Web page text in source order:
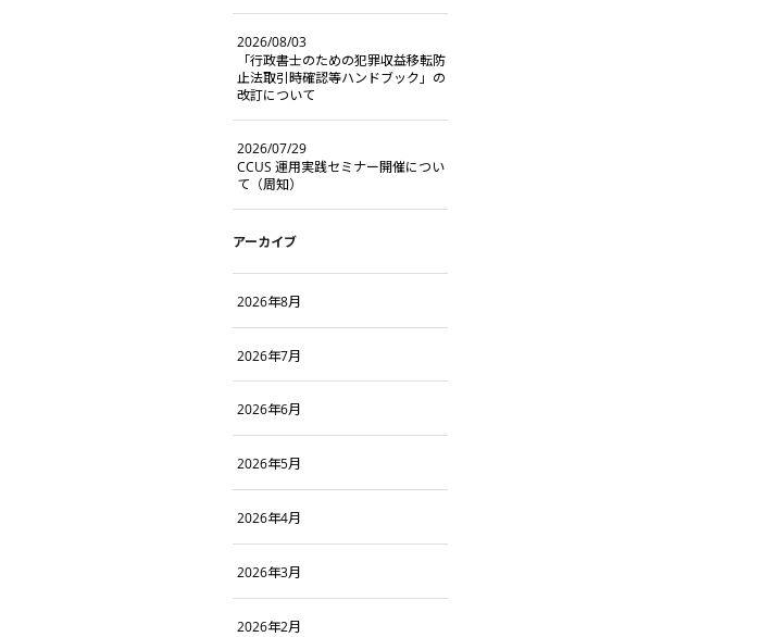
2026/08/03
「行政書士のための犯罪収益移転防
止法取引時確認等ハンドブック」の
改訂について
2026/07/29
CCUS 運用実践セミナー開催につい
て（周知）
アーカイブ
2026年8月
2026年7月
2026年6月
2026年5月
2026年4月
2026年3月
2026年2月